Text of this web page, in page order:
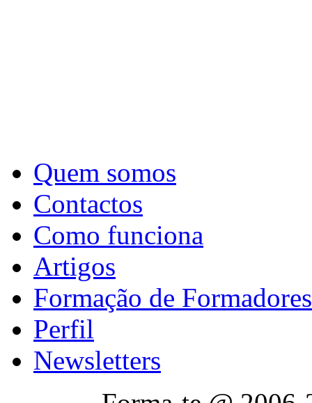
Quem somos
Contactos
Como funciona
Artigos
Formação de Formadores
Perfil
Newsletters